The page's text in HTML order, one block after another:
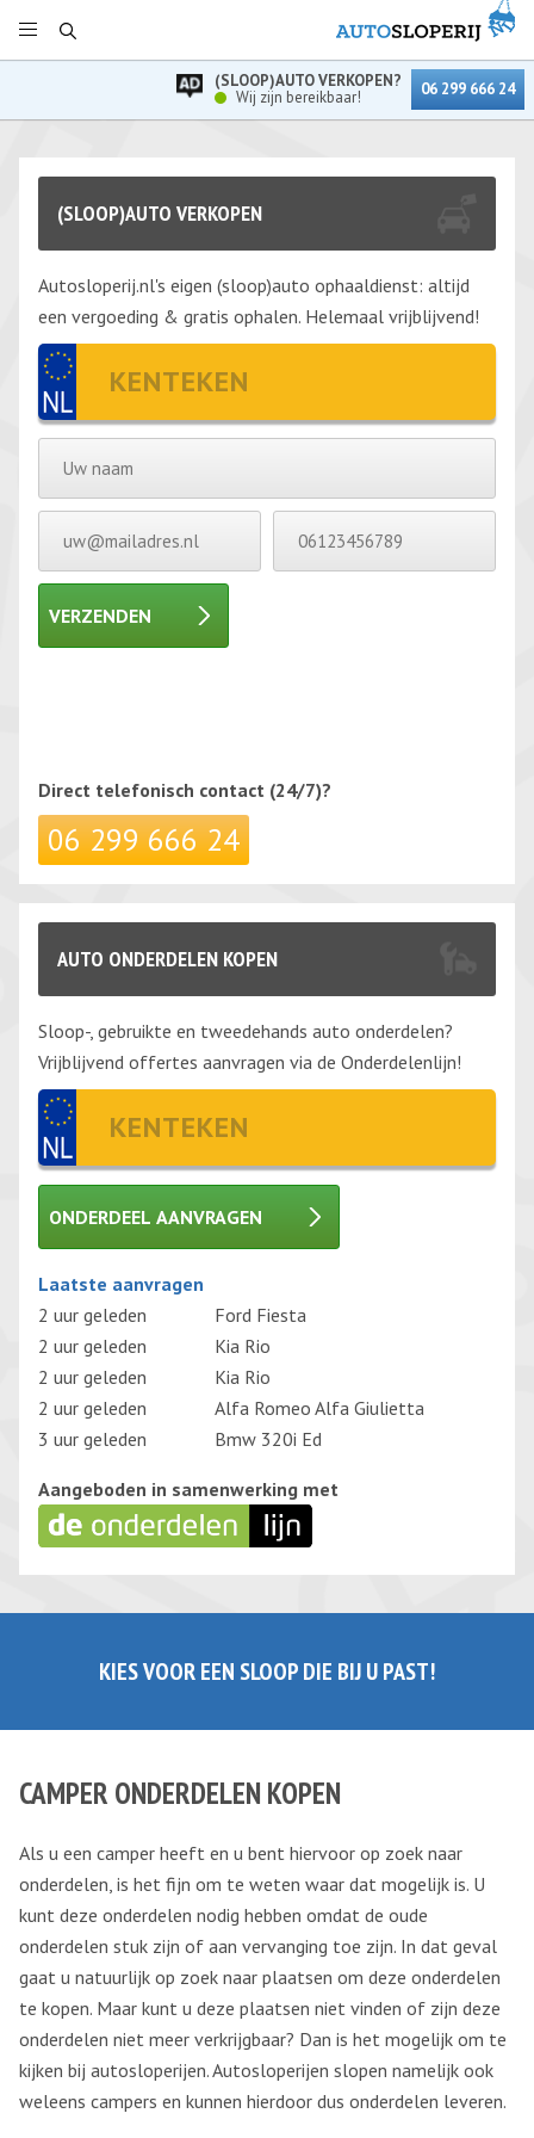
(SLOOP)AUTO VERKOPEN?
Wij zijn bereikbaar!
06 299 666 24
(SLOOP)AUTO VERKOPEN
Autosloperij.nl's eigen (sloop)auto ophaaldienst: altijd
een vergoeding & gratis ophalen. Helemaal vrijblijvend!
VERZENDEN
Direct telefonisch contact (24/7)?
06 299 666 24
AUTO ONDERDELEN KOPEN
Sloop-, gebruikte en tweedehands auto onderdelen?
Vrijblijvend offertes aanvragen via de Onderdelenlijn!
ONDERDEEL AANVRAGEN
Gelieve dit veld leeg te laten.
Laatste aanvragen
2 uur geleden
Ford Fiesta
2 uur geleden
Kia Rio
2 uur geleden
Kia Rio
2 uur geleden
Alfa Romeo Alfa Giulietta
3 uur geleden
Bmw 320i Ed
Aangeboden in samenwerking met
KIES VOOR EEN SLOOP DIE BIJ U PAST!
CAMPER ONDERDELEN KOPEN
Als u een camper heeft en u bent hiervoor op zoek naar
onderdelen, is het fijn om te weten waar dat mogelijk is. U
kunt deze onderdelen nodig hebben omdat de oude
onderdelen stuk zijn of aan vervanging toe zijn. In dat geval
gaat u natuurlijk op zoek naar plaatsen om deze onderdelen
te kopen. Maar kunt u deze plaatsen niet vinden of zijn deze
onderdelen niet meer verkrijgbaar? Dan is het mogelijk om te
kijken bij autosloperijen. Autosloperijen slopen namelijk ook
weleens campers en kunnen hierdoor dus onderdelen leveren.